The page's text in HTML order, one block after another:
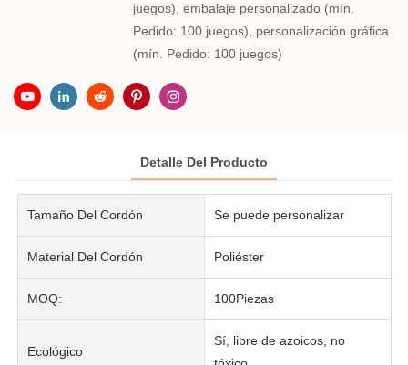
juegos), embalaje personalizado (mín.
Pedido: 100 juegos), personalización gráfica
(mín. Pedido: 100 juegos)
Detalle Del Producto
Tamaño Del Cordón Se puede personalizar
Material Del Cordón Poliéster
MOQ: 100Piezas
Ecológico
Sí, libre de azoicos, no